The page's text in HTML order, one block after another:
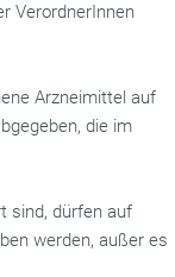
VerordnerInnen
Arzneimittel auf
die im
sind, dürfen auf
werden, außer es